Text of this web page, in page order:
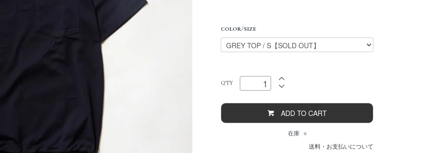
COLOR/SIZE
Q'TY
ADD TO CART
在庫 ○
送料・お支払いについて